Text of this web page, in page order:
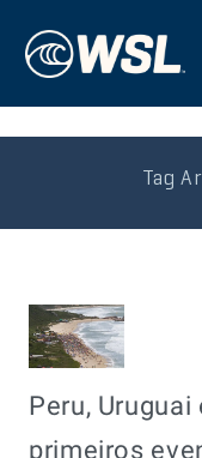
Tag
Peru,
primeiros